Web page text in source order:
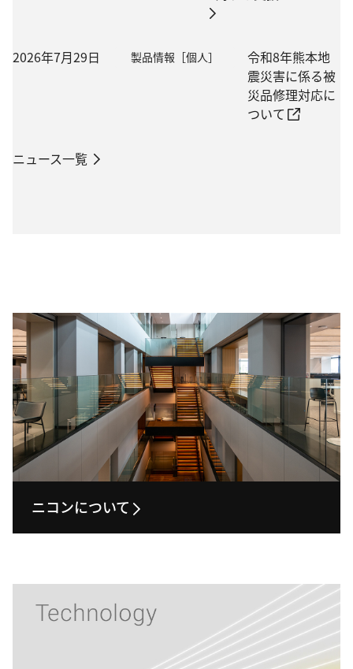
2026年7月29日 製品情報［個人］
令和8年熊本地
震災害に係る被
災品修理対応に
ついて
ニュース一覧
ニコンについて